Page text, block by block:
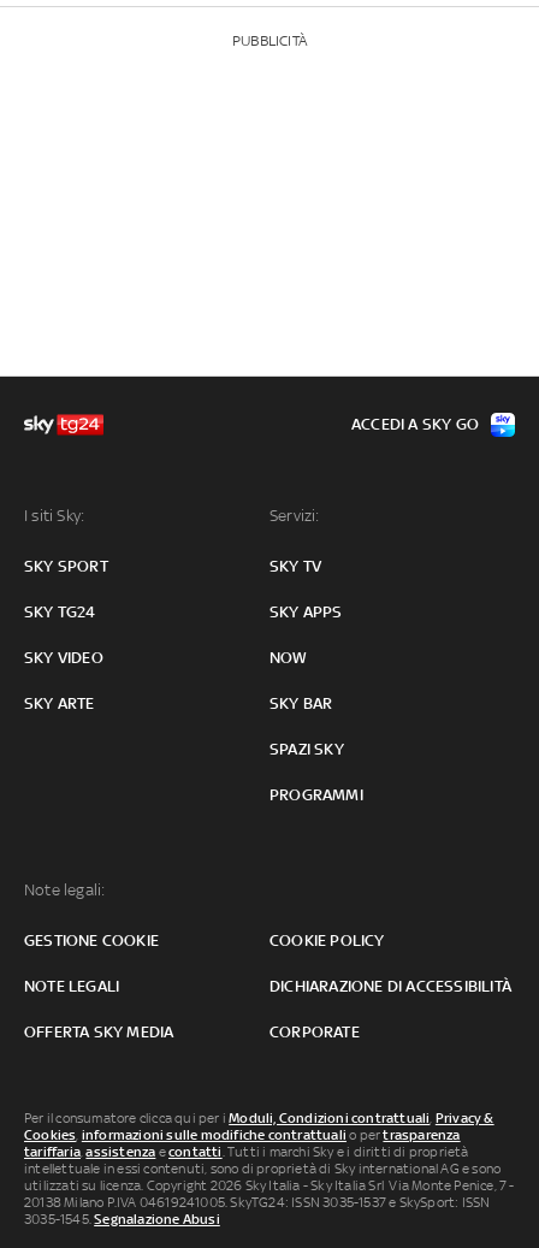
PUBBLICITÀ
I siti Sky:
SKY SPORT
SKY TG24
SKY VIDEO
SKY ARTE
Servizi:
SKY TV
SKY APPS
NOW
SKY BAR
SPAZI SKY
PROGRAMMI
Note legali:
GESTIONE COOKIE COOKIE POLICY
NOTE LEGALI DICHIARAZIONE DI ACCESSIBILITÀ
OFFERTA SKY MEDIA CORPORATE
ACCEDI A SKY GO
Per il consumatore clicca qui per iModuli, Condizioni contrattuali, Privacy &
Cookies, informazioni sulle modifiche contrattuali o pertrasparenza
tariffaria,assistenza econtatti. Tutti i marchi Sky e i diritti di proprietà
intellettuale in essi contenuti, sono di proprietà di Sky international AG e sono
utilizzati su licenza. Copyright 2026 Sky Italia - Sky Italia Srl Via Monte Penice, 7 -
20138 Milano P.IVA 04619241005. SkyTG24: ISSN 3035-1537 e SkySport: ISSN
3035-1545.Segnalazione Abusi